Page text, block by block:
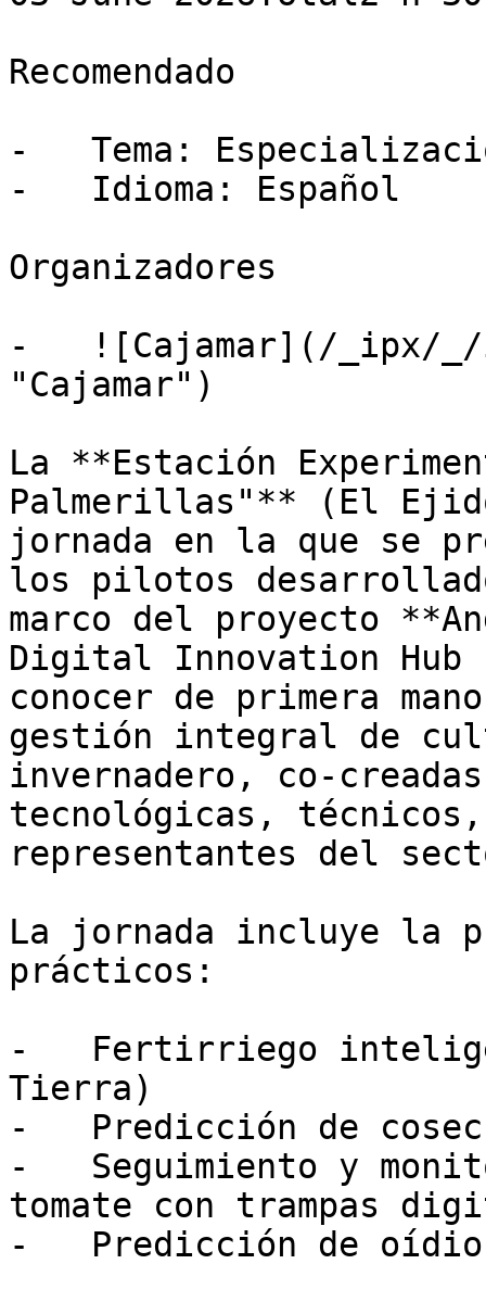
Recomendado
-   Tema:
-   Idioma: Español
Organizadores
-   ![Cajamar](/_ipx/_/
"Cajamar")
La **Estación
Palmerillas"** (El
jornada en la que se
los pilotos
marco del proyecto
Digital Innovation Hub
conocer de primera
gestión integral de
invernadero, co-
tecnológicas,
representantes del
La jornada incluye la
prácticos:
-   Fertirriego
Tierra)
-   Predicción de
-   Seguimiento y
tomate con trampas
-   Predicción de